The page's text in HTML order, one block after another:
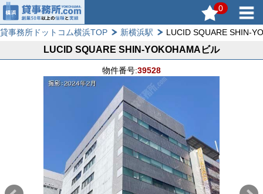
0
貸事務所ドットコム横浜TOP 新横浜駅 LUCID SQUARE SHIN-
LUCID SQUARE SHIN-YOKOHAMAビル
物件番号:39528